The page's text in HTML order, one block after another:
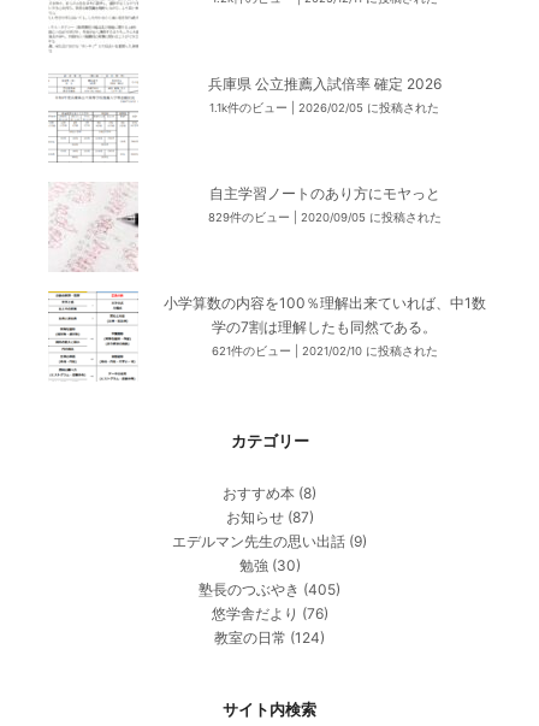
兵庫県 公立推薦入試倍率 確定 2026
1.1k件のビュー 2026/02/05 に投稿された
自主学習ノートのあり方にモヤっと
829件のビュー 2020/09/05 に投稿された
小学算数の内容を100％理解出来ていれば、中1数
学の7割は理解したも同然である。
621件のビュー 2021/02/10 に投稿された
カテゴリー
おすすめ本 (8)
お知らせ(87)
エデルマン先生の思い出話 (9)
勉強 (30)
塾長のつぶやき (405)
悠学舎だより (76)
教室の日常 (124)
サイト内検索